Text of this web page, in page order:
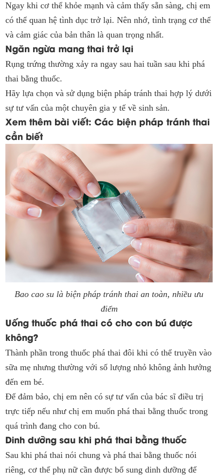
Ngay khi cơ thể khỏe mạnh và cảm thấy sẵn sàng, chị em
có thể quan hệ tình dục trở lại. Nên nhớ, tình trạng cơ thể
và cảm giác của bản thân là quan trọng nhất.
Ngăn ngừa mang thai trở lại
Rụng trứng thường xảy ra ngay sau hai tuần sau khi phá
thai bằng thuốc.
Hãy lựa chọn và sử dụng biện pháp tránh thai hợp lý dưới
sự tư vấn của một chuyên gia y tế về sinh sản.
Xem thêm bài viết: Các biện pháp tránh thai
cần biết
Bao cao su là biện pháp tránh thai an toàn, nhiều ưu
điểm
Uống thuốc phá thai có cho con bú được
không?
Thành phần trong thuốc phá thai đôi khi có thể truyền vào
sữa mẹ nhưng thường với số lượng nhỏ không ảnh hưởng
đến em bé.
Để đảm bảo, chị em nên có sự tư vấn của bác sĩ điều trị
trực tiếp nếu như chị em muốn phá thai bằng thuốc trong
quá trình đang cho con bú.
Dinh dưỡng sau khi phá thai bằng thuốc
Sau khi phá thai nói chung và phá thai bằng thuốc nói
riêng, cơ thể phụ nữ cần được bổ sung dinh dưỡng để